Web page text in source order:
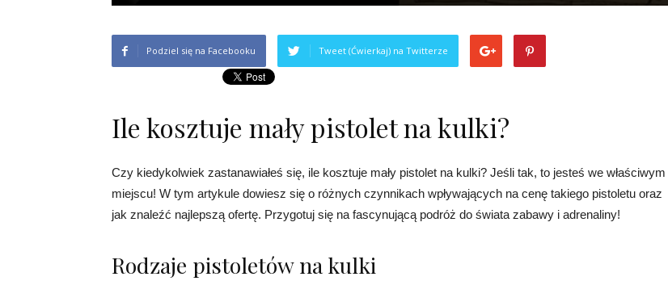
Podziel się na Facebooku Tweet (Ćwierkaj) na Twitterze
Ile kosztuje mały pistolet na kulki?
Czy kiedykolwiek zastanawiałeś się, ile kosztuje mały pistolet na kulki? Jeśli tak, to jesteś we właściwym
miejscu! W tym artykule dowiesz się o różnych czynnikach wpływających na cenę takiego pistoletu oraz
jak znaleźć najlepszą ofertę. Przygotuj się na fascynującą podróż do świata zabawy i adrenaliny!
Rodzaje pistoletów na kulki